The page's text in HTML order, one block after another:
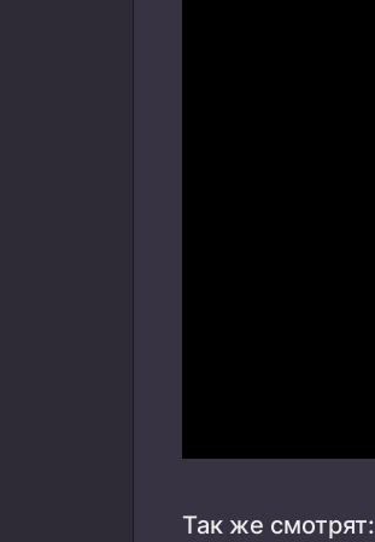
Так же смотрят: